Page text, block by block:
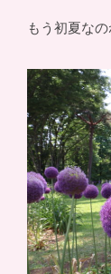
もう初夏なの